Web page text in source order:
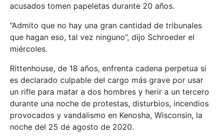
acusados tomen papeletas durante 20 años.
“Admito que no hay una gran cantidad de tribunales
que hagan eso, tal vez ninguno”, dijo Schroeder el
miércoles.
Rittenhouse, de 18 años, enfrenta cadena perpetua si
es declarado culpable del cargo más grave por usar
un rifle para matar a dos hombres y herir a un tercero
durante una noche de protestas, disturbios, incendios
provocados y vandalismo en Kenosha, Wisconsin, la
noche del 25 de agosto de 2020.